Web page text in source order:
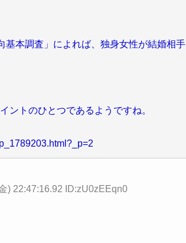
基本調査」によれば、独身女性が結婚相手
ントのひとつであるようですね。
) 22:47:16.92 ID:zU0zEEqn0